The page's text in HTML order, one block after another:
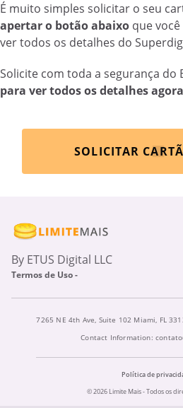
É muito simples solicitar o seu
apertar o botão abaixo que
ver todos os detalhes do
Solicite com toda a segurança do
para ver todos os detalhes
SOLICITAR
By ETUS Digital LLC
Termos de Uso -
7265 NE 4th Ave, Suite 102 Miami, FL
Contact Information:
Política de
© 2026 Limite Mais - Todos os